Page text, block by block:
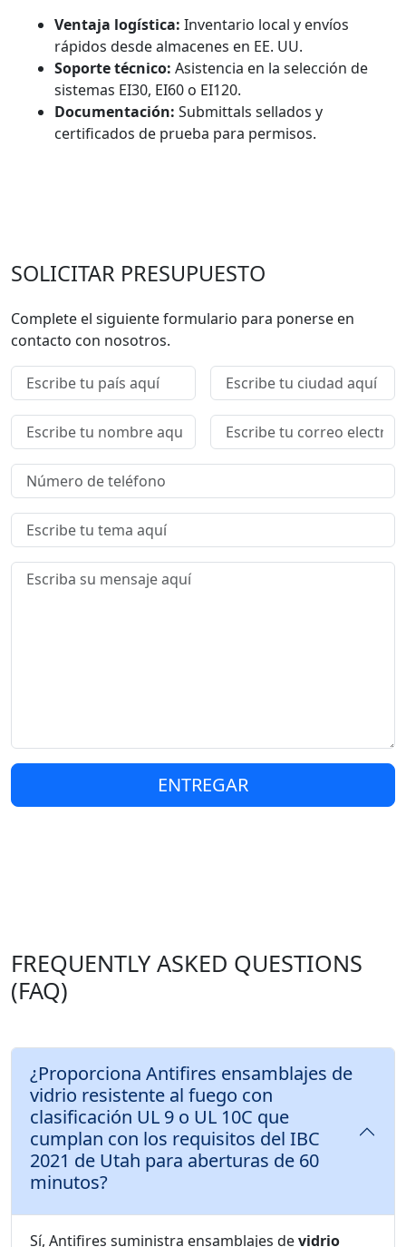
Ventaja logística: Inventario local y envíos
rápidos desde almacenes en EE. UU.
Soporte técnico: Asistencia en la selección de
sistemas EI30, EI60 o EI120.
Documentación: Submittals sellados y
certificados de prueba para permisos.
SOLICITAR PRESUPUESTO
Complete el siguiente formulario para ponerse en
contacto con nosotros.
ENTREGAR
FREQUENTLY ASKED QUESTIONS
(FAQ)
¿Proporciona Antifires ensamblajes de
vidrio resistente al fuego con
clasificación UL 9 o UL 10C que
cumplan con los requisitos del IBC
2021 de Utah para aberturas de 60
minutos?
Sí, Antifires suministra ensamblajes devidrio